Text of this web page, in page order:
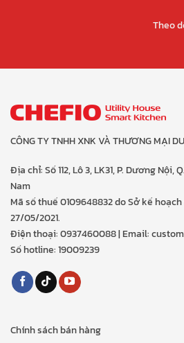
Theo
CÔNG TY TNHH XNK VÀ THƯƠNG MẠI
Địa chỉ: Số 112, Lô 3, LK31, P. Dương Nội,
Nam
Mã số thuế 0109648832 do Sở kế
27/05/2021.
Điện thoại: 0937460088 | Email:
Số hotline: 19009239
Chính sách bán hàng